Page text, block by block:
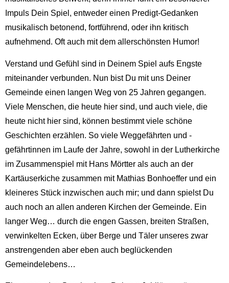
Impuls Dein Spiel, entweder einen Predigt-Gedanken
musikalisch betonend, fortführend, oder ihn kritisch
aufnehmend. Oft auch mit dem allerschönsten Humor!
Verstand und Gefühl sind in Deinem Spiel aufs Engste
miteinander verbunden. Nun bist Du mit uns Deiner
Gemeinde einen langen Weg von 25 Jahren gegangen.
Viele Menschen, die heute hier sind, und auch viele, die
heute nicht hier sind, können bestimmt viele schöne
Geschichten erzählen. So viele Weggefährten und -
gefährtinnen im Laufe der Jahre, sowohl in der Lutherkirche
im Zusammenspiel mit Hans Mörtter als auch an der
Kartäuserkiche zusammen mit Mathias Bonhoeffer und ein
kleineres Stück inzwischen auch mir; und dann spielst Du
auch noch an allen anderen Kirchen der Gemeinde. Ein
langer Weg… durch die engen Gassen, breiten Straßen,
verwinkelten Ecken, über Berge und Täler unseres zwar
anstrengenden aber eben auch beglückenden
Gemeindelebens…